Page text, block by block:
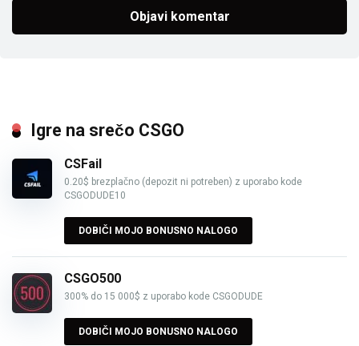
Igre na srečo CSGO
CSFail
0.20$ brezplačno (depozit ni potreben) z uporabo kode
CSGODUDE10
DOBIČI MOJO BONUSNO NALOGO
CSGO500
300% do 15 000$ z uporabo kode CSGODUDE
DOBIČI MOJO BONUSNO NALOGO